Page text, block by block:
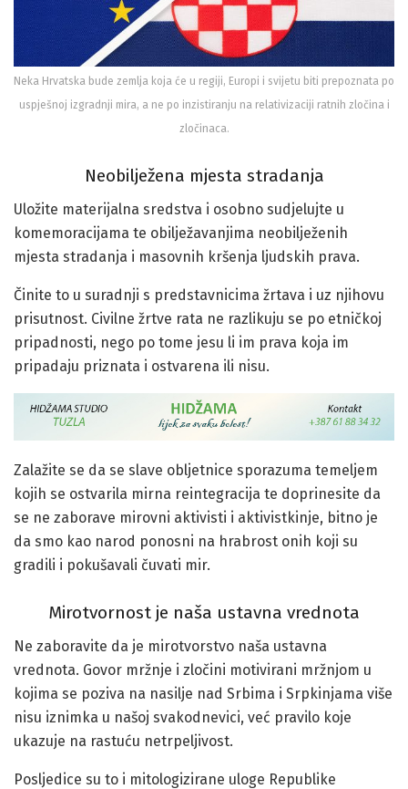
Neka Hrvatska bude zemlja koja će u regiji, Europi i svijetu biti prepoznata po
uspješnoj izgradnji mira, a ne po inzistiranju na relativizaciji ratnih zločina i
zločinaca.
Neobilježena mjesta stradanja
Uložite materijalna sredstva i osobno sudjelujte u
komemoracijama te obilježavanjima neobilježenih
mjesta stradanja i masovnih kršenja ljudskih prava.
Činite to u suradnji s predstavnicima žrtava i uz njihovu
prisutnost. Civilne žrtve rata ne razlikuju se po etničkoj
pripadnosti, nego po tome jesu li im prava koja im
pripadaju priznata i ostvarena ili nisu.
Zalažite se da se slave obljetnice sporazuma temeljem
kojih se ostvarila mirna reintegracija te doprinesite da
se ne zaborave mirovni aktivisti i aktivistkinje, bitno je
da smo kao narod ponosni na hrabrost onih koji su
gradili i pokušavali čuvati mir.
Mirotvornost je naša ustavna vrednota
Ne zaboravite da je mirotvorstvo naša ustavna
vrednota. Govor mržnje i zločini motivirani mržnjom u
kojima se poziva na nasilje nad Srbima i Srpkinjama više
nisu iznimka u našoj svakodnevici, već pravilo koje
ukazuje na rastuću netrpeljivost.
Posljedice su to i mitologizirane uloge Republike